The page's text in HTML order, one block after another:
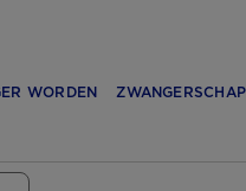
WORDEN ZWANGERSCHAP